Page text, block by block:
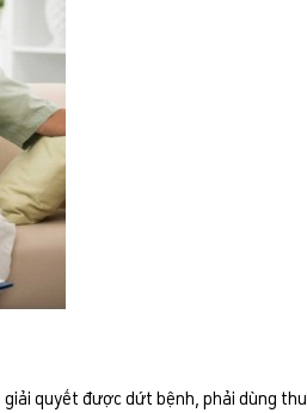
quyết được dứt bệnh, phải dùng